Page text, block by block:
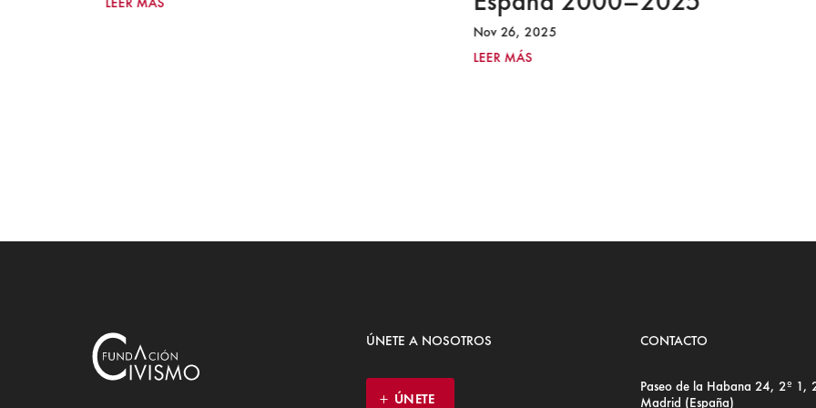
Nov 26, 2025
LEER MÁS
ÚNETE A NOSOTROS
ÚNETE
CONTACTO
Paseo de la Habana 24, 2º 1,
Madrid (España)